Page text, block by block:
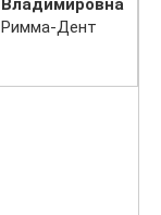
Римма-Дент